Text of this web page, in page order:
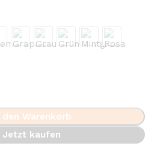
den Warenkorb
Jetzt kaufen